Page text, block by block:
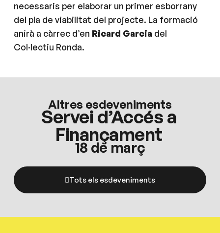
necessaris per elaborar un primer esborrany
del pla de viabilitat del projecte. La formació
anirà a càrrec d’en Ricard Garcia del
Col·lectiu Ronda.
Altres esdeveniments
Servei d’Accés a
Finançament
18 de març
Tots els esdeveniments